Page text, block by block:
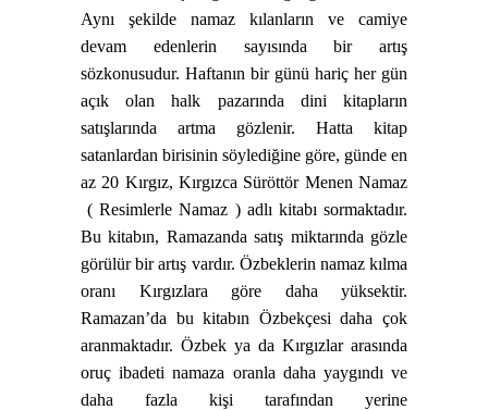
Aynı şekilde namaz kılanların ve camiye
devam edenlerin sayısında bir artış
sözkonusudur. Haftanın bir günü hariç her gün
açık olan halk pazarında dini kitapların
satışlarında artma gözlenir. Hatta kitap
satanlardan birisinin söylediğine göre, günde en
az 20 Kırgız, Kırgızca Süröttör Menen Namaz
( Resimlerle Namaz ) adlı kitabı sormaktadır.
Bu kitabın, Ramazanda satış miktarında gözle
görülür bir artış vardır. Özbeklerin namaz kılma
oranı Kırgızlara göre daha yüksektir.
Ramazan’da bu kitabın Özbekçesi daha çok
aranmaktadır. Özbek ya da Kırgızlar arasında
oruç ibadeti namaza oranla daha yaygındı ve
daha fazla kişi tarafından yerine